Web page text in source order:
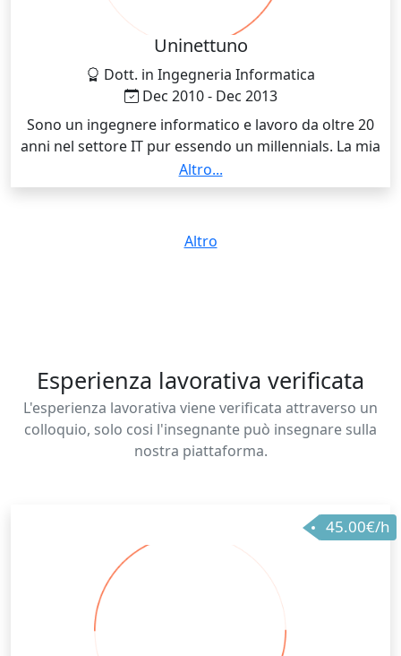
Uninettuno
Dott. in Ingegneria Informatica
Dec 2010 - Dec 2013
Sono un ingegnere informatico e lavoro da oltre 20
anni nel settore IT pur essendo un millennials. La mia
formazione tecnico-scientifica mi permette di essere
sempre aggiornato circa le nuove tecnologie esistenti
informatica e matematica) è una vera passione oltre
che un secondo lavoro. Amo insegnare e trasmettere
Altro...
Altro
Esperienza lavorativa verificata
L'esperienza lavorativa viene verificata attraverso un
colloquio, solo cosi l'insegnante può insegnare sulla
nostra piattaforma.
45.00€/h